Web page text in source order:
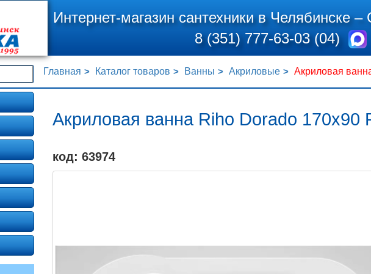
Интернет-магазин сантехники в Челябинске –
8 (351) 777-63-03 (04)
Главная Каталог товаров Ванны Акриловые Акриловая
Акриловая ванна Riho Dorado 170x90
код: 63974